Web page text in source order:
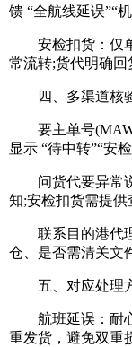
馈 “全航线延误”“机
安检扣货：仅单
常流转;货代明确回
四、多渠道核
要主单号
显示 “待中转”“安
问货代要异常说
知;安检扣货需提供
联系目的港代理
仓、是否需清关文
五、对应处理方
航班延误：耐心
重发货，避免双重